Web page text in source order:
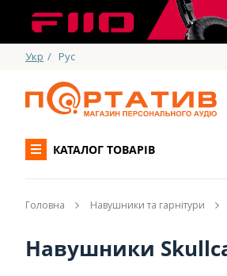
Укр / Рус
КАТАЛОГ ТОВАРІВ
Головна Навушники та гарнітури
Навушники